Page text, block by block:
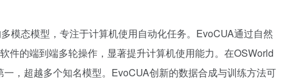
模态模型，专注于计算机使用自动化任务。EvoCUA通过自然
件的端到端多轮操作，显著提升计算机使用能力。在OSWorld
，超越多个知名模型。EvoCUA创新的数据合成与训练方法可